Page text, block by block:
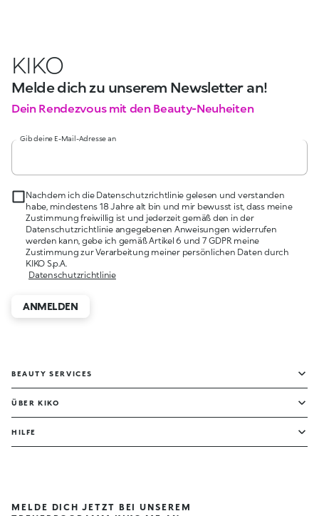
KIKO
Melde dich zu unserem Newsletter an!
Dein Rendezvous mit den Beauty-Neuheiten
Gib deine E-Mail-Adresse an
Nachdem ich die Datenschutzrichtlinie gelesen und verstanden
habe, mindestens 18 Jahre alt bin und mir bewusst ist, dass meine
Zustimmung freiwillig ist und jederzeit gemäß den in der
Datenschutzrichtlinie angegebenen Anweisungen widerrufen
werden kann, gebe ich gemäß Artikel 6 und 7 GDPR meine
Zustimmung zur Verarbeitung meiner persönlichen Daten durch
KIKO S.p.A.
Datenschutzrichtlinie
ANMELDEN
BEAUTY SERVICES
ÜBER KIKO
HILFE
MELDE DICH JETZT BEI UNSEREM